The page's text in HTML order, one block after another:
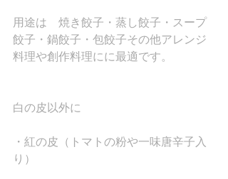
用途は　焼き餃子・蒸し餃子・スープ
餃子・鍋餃子・包餃子その他アレンジ
料理や創作料理にに最適です。
白の皮以外に
・紅の皮（トマトの粉や一味唐辛子入
り）